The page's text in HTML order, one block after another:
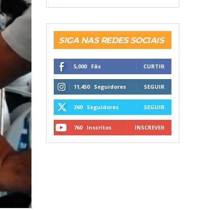
SIGA NAS REDES SOCIAIS
5,000 Fãs CURTIR
11,450 Seguidores SEGUIR
260 Seguidores SEGUIR
760 Inscritos INSCREVER